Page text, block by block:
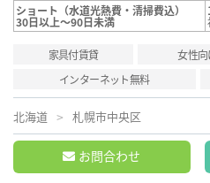
ショート（水道光熱費・清掃費込）
30日以上～90日未満
家具付賃貸 女性向
インターネット無料
北海道 札幌市中央区
お問合わせ